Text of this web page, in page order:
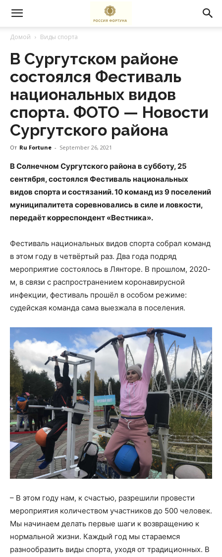
Домой Виды спорта
В Сургутском районе
состоялся Фестиваль
национальных видов
спорта. ФОТО — Новости
Сургутского района
От Ru Fortune - September 26, 2021
В Солнечном Сургутского района в субботу, 25
сентября, состоялся Фестиваль национальных
видов спорта и состязаний. 10 команд из 9 поселений
муниципалитета соревновались в силе и ловкости,
передаёт корреспондент «Вестника».
Фестиваль национальных видов спорта собрал команд
в этом году в четвёртый раз. Два года подряд
мероприятие состоялось в Лянторе. В прошлом, 2020-
м, в связи с распространением коронавирусной
инфекции, фестиваль прошёл в особом режиме:
судейская команда сама выезжала в поселения.
– В этом году нам, к счастью, разрешили провести
мероприятия количеством участников до 500 человек.
Мы начинаем делать первые шаги к возвращению к
нормальной жизни. Каждый год мы стараемся
разнообразить виды спорта, уходя от традиционных. В